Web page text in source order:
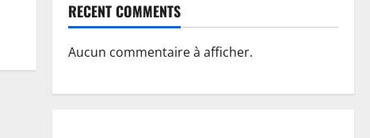
RECENT COMMENTS
Aucun commentaire à afficher.